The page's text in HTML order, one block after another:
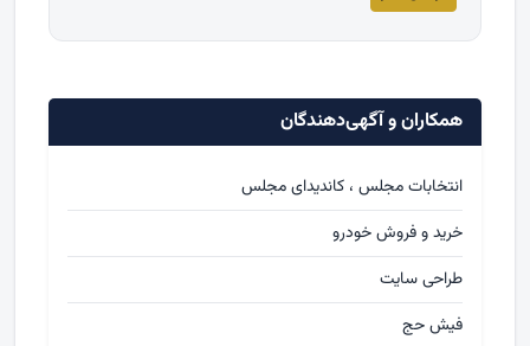
همکاران و آگهی‌دهندگان
انتخابات مجلس ، کاندیدای مجلس
خرید و فروش خودرو
طراحی سایت
فیش حج